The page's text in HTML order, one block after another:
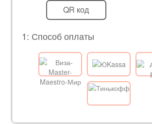
QR код
1: Способ оплаты